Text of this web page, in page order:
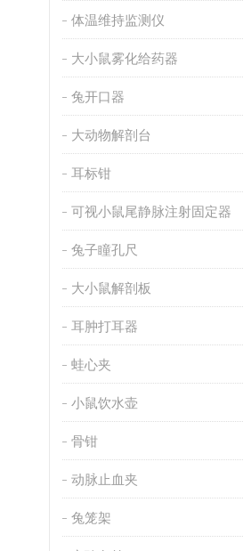
体温维持监测仪
大小鼠雾化给药器
兔开口器
大动物解剖台
耳标钳
可视小鼠尾静脉注射固定器
兔子瞳孔尺
大小鼠解剖板
耳肿打耳器
蛙心夹
小鼠饮水壶
骨钳
动脉止血夹
兔笼架